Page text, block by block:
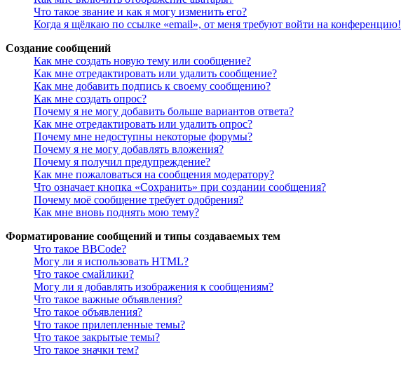
Что такое звание и как я могу изменить его?
Когда я щёлкаю по ссылке «email», от меня требуют войти на конференцию!
Создание сообщений
Как мне создать новую тему или сообщение?
Как мне отредактировать или удалить сообщение?
Как мне добавить подпись к своему сообщению?
Как мне создать опрос?
Почему я не могу добавить больше вариантов ответа?
Как мне отредактировать или удалить опрос?
Почему мне недоступны некоторые форумы?
Почему я не могу добавлять вложения?
Почему я получил предупреждение?
Как мне пожаловаться на сообщения модератору?
Что означает кнопка «Сохранить» при создании сообщения?
Почему моё сообщение требует одобрения?
Как мне вновь поднять мою тему?
Форматирование сообщений и типы создаваемых тем
Что такое BBCode?
Могу ли я использовать HTML?
Что такое смайлики?
Могу ли я добавлять изображения к сообщениям?
Что такое важные объявления?
Что такое объявления?
Что такое прилепленные темы?
Что такое закрытые темы?
Что такое значки тем?